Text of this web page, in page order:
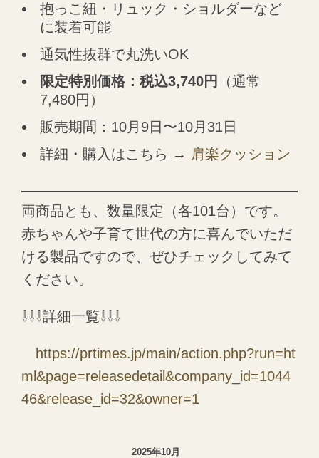
抱っこ紐・リュック・ショルダーなど
に装着可能
通気性抜群で丸洗いOK
限定特別価格：税込3,740円
（通常
7,480円）
販売期間：10月9日〜10月31日
詳細・購入はこちら → 肩楽クッション
両商品とも、数量限定（各101台）です。
赤ちゃんや子育て世代の方に喜んでいただ
ける製品ですので、ぜひチェックしてみて
ください。
⇩⇩⇩詳細一覧⇩⇩⇩
https://prtimes.jp/main/action.php?run=ht
ml&page=releasedetail&company_id=1044
46&release_id=32&owner=1
2025年10月